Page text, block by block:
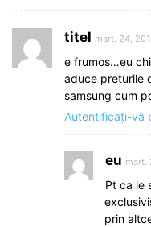
titel mart. 24,
e frumos…eu
aduce preturile
samsung cum
Autentificați-vă
eu mart.
Pt ca le
prin